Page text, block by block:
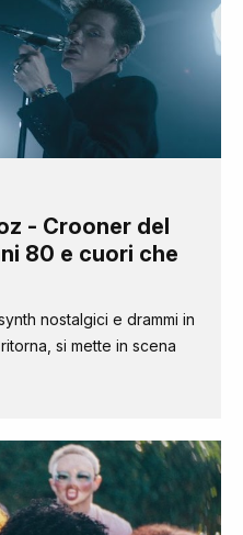
- Crooner del
80 e cuori che
nostalgici e drammi in
si mette in scena